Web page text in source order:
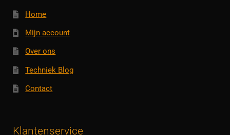
Home
Mijn account
Over ons
Techniek Blog
Contact
Klantenservice